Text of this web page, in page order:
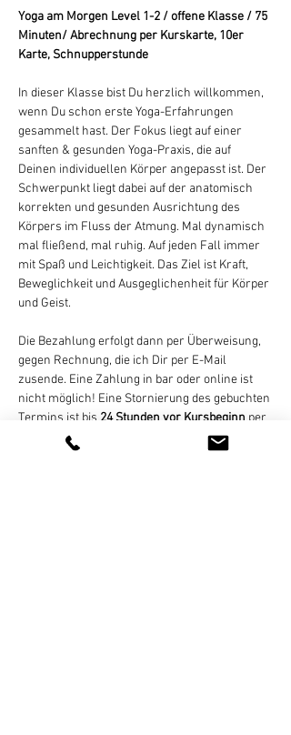
Yoga am Morgen Level 1-2 / offene Klasse / 75
Minuten/ Abrechnung per Kurskarte, 10er
Karte, Schnupperstunde
In dieser Klasse bist Du herzlich willkommen,
wenn Du schon erste Yoga-Erfahrungen
gesammelt hast. Der Fokus liegt auf einer
sanften & gesunden Yoga-Praxis, die auf
Deinen individuellen Körper angepasst ist. Der
Schwerpunkt liegt dabei auf der anatomisch
korrekten und gesunden Ausrichtung des
Körpers im Fluss der Atmung. Mal dynamisch
mal fließend, mal ruhig. Auf jeden Fall immer
mit Spaß und Leichtigkeit. Das Ziel ist Kraft,
Beweglichkeit und Ausgeglichenheit für Körper
und Geist.
Die Bezahlung erfolgt dann per Überweisung,
gegen Rechnung, die ich Dir per E-Mail
zusende. Eine Zahlung in bar oder online ist
nicht möglich! Eine Stornierung des gebuchten
Termins ist bis 24 Stunden vor Kursbeginn per
E-Mail, WhatsApp (bitte keine
Sprachnachrichten), SMS, oder Telefon